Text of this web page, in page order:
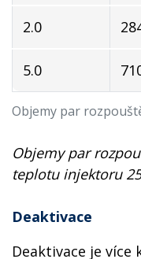
Objemy par
2.0
5.0
Objemy par
teplotu injektoru
Deaktivace
Deaktivace je více